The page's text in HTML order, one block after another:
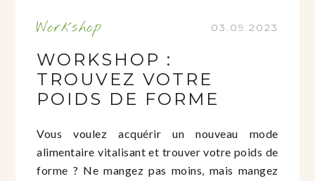
Workshop 03.09.2023
WORKSHOP :
TROUVEZ VOTRE
POIDS DE FORME
Vous voulez acquérir un nouveau mode
alimentaire vitalisant et trouver votre poids de
forme ? Ne mangez pas moins, mais mangez